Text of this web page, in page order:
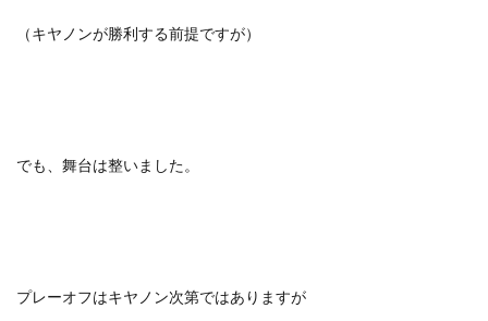
（キヤノンが勝利する前提ですが）
でも、舞台は整いました。
プレーオフはキヤノン次第ではありますが